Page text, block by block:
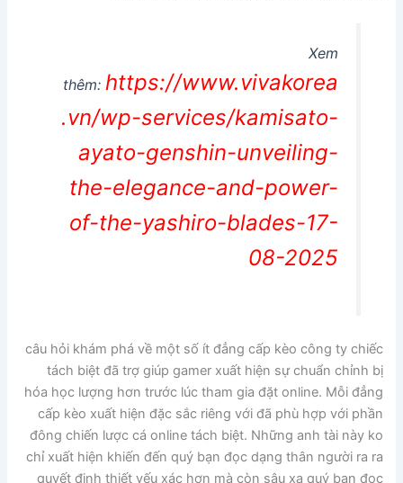
Xem
thêm: https://www.vivakorea
.vn/wp-services/kamisato-
ayato-genshin-unveiling-
the-elegance-and-power-
of-the-yashiro-blades-17-
08-2025
câu hỏi khám phá về một số ít đẳng cấp kèo công ty chiếc
tách biệt đã trợ giúp gamer xuất hiện sự chuẩn chỉnh bị
hóa học lượng hơn trước lúc tham gia đặt online. Mỗi đẳng
cấp kèo xuất hiện đặc sắc riêng với đã phù hợp với phần
đông chiến lược cá online tách biệt. Những anh tài này ko
chỉ xuất hiện khiến đến quý bạn đọc dạng thân người ra ra
quyết định thiết yếu xác hơn mà còn sâu xa quý bạn đọc